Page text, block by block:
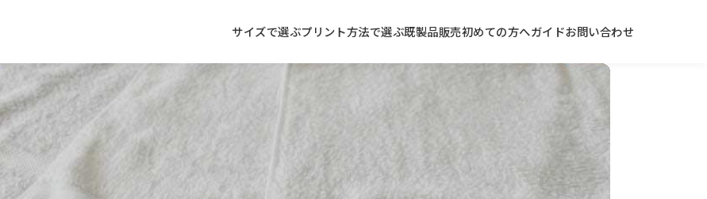
サイズで選ぶプリント方法で選ぶ既製品販売初めての方へガイドお問い合わせ